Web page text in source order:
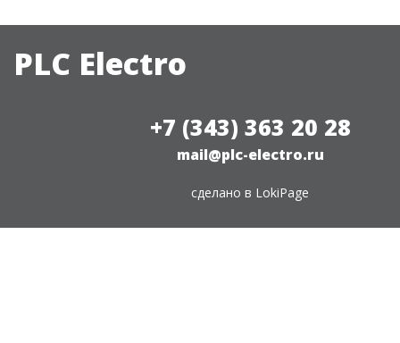
PLC Electro
+7 (343) 363 20 28
mail@plc-electro.ru
сделано в LokiPage